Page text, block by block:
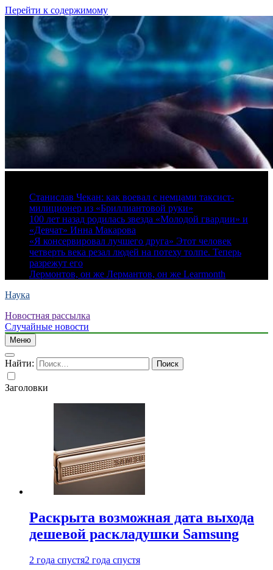
Перейти к содержимому
Станислав Чекан: как воевал с немцами таксист-
милиционер из «Бриллиантовой руки»
100 лет назад родилась звезда «Молодой гвардии» и
«Девчат» Инна Макарова
«Я консервировал лучшего друга» Этот человек
четверть века резал людей на потеху толпе. Теперь
разрежут его
Лермонтов, он же Лермантов, он же Learmonth
Наука
Новостная рассылка
Случайные новости
Меню
Найти:
Заголовки
Раскрыта возможная дата выхода
дешевой раскладушки Samsung
2 года спустя2 года спустя